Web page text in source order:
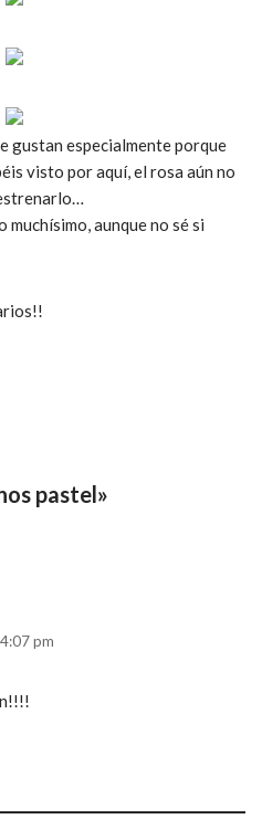
gustan especialmente porque
visto por aquí, el rosa aún no
muchísimo, aunque no sé si
pastel»
pm